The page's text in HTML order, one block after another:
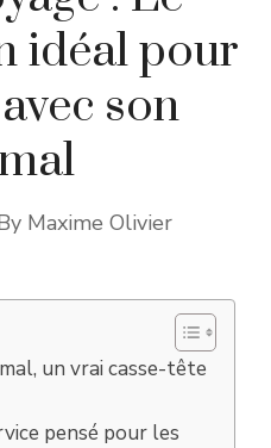
idéal pour
son
Maxime Olivier
un vrai casse-tête
pensé pour les